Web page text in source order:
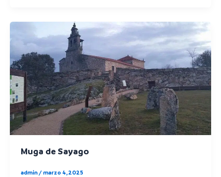
Muga de Sayago
admin / marzo 4, 2025